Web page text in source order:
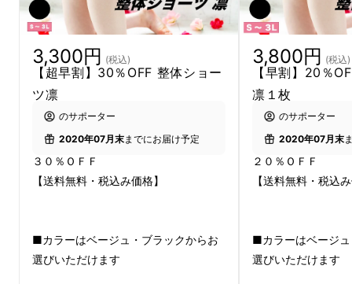
2018年7月に行われた『 整体ショーツNEO 』
ご支援いただき、ありがとうございました。
3,300円 (税込)
【超早割】30％OFF 整体ショー
ツ凛
のサポーター
2020年07月末までにお届け予定
３０％ＯＦＦ
【送料無料・税込み価格】
■カラーはベージュ・ブラックからお
選びいただけます
3,800円 (税込)
【早割】20％
凛１枚
のサポーター
2020年07月末
２０％ＯＦＦ
【送料無料・税込
■カラーはベージ
選びいただけます